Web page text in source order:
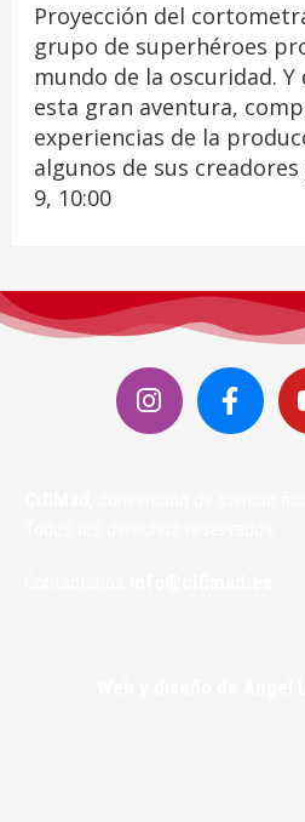
Proyección del
grupo de superhéroes
mundo de la oscuridad. Y
esta gran aventura,
experiencias de la
algunos de sus
9, 10:00